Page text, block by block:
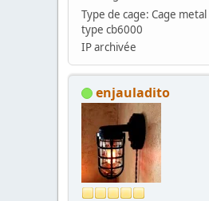
Type de cage: Cage metal
type cb6000
IP archivée
enjauladito